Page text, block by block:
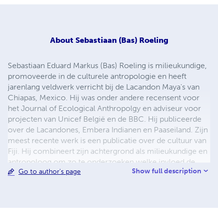
About Sebastiaan (Bas) Roeling
Sebastiaan Eduard Markus (Bas) Roeling is milieukundige,
promoveerde in de culturele antropologie en heeft
jarenlang veldwerk verricht bij de Lacandon Maya's van
Chiapas, Mexico. Hij was onder andere recensent voor
het Journal of Ecological Anthropolgy en adviseur voor
projecten van Unicef België en de BBC. Hij publiceerde
over de Lacandones, Embera Indianen en Paaseiland. Zijn
meest recente werk is een publicatie over de cultuur van
Fiji. Hij combineert zijn achtergrond als milieukundige en
antropoloog om zo te onderzoeken welke invloed de
natuurlijke omgeving heeft op een cultuur. Met name in
Go to author's page Show full description